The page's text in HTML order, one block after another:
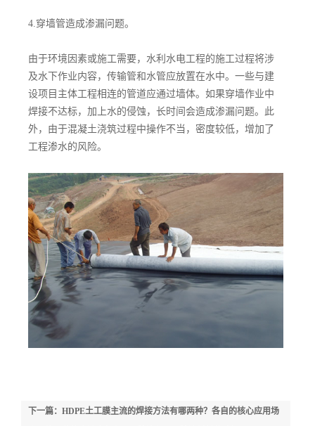
4.穿墙管造成渗漏问题。
由于环境因素或施工需要，水利水电工程的施工过程将涉
及水下作业内容，传输管和水管应放置在水中。一些与建
设项目主体工程相连的管道应通过墙体。如果穿墙作业中
焊接不达标，加上水的侵蚀，长时间会造成渗漏问题。此
外，由于混凝土浇筑过程中操作不当，密度较低，增加了
工程渗水的风险。
下一篇：HDPE土工膜主流的焊接方法有哪两种？各自的核心应用场